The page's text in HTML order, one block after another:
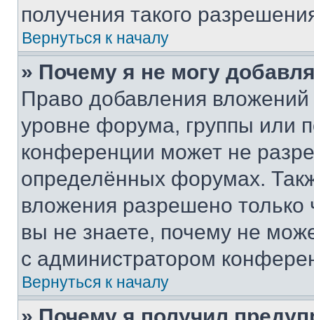
получения такого
Вернуться к началу
» Почему я не могу
Право добавления
уровне форума, группы или
конференции может не
определённых форумах.
вложения разрешено
вы не знаете, почему не
с администратором
Вернуться к началу